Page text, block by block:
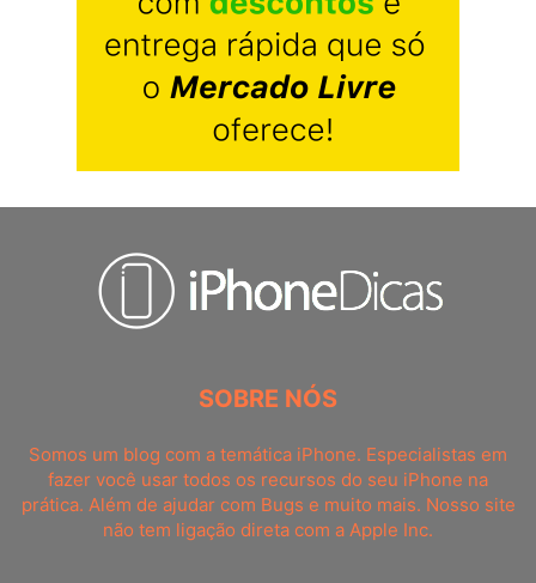
SOBRE NÓS
Somos um blog com a temática iPhone. Especialistas em
fazer você usar todos os recursos do seu iPhone na
prática. Além de ajudar com Bugs e muito mais. Nosso site
não tem ligação direta com a Apple Inc.